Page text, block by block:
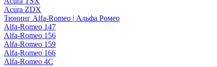
Acura ZDX
Тюнинг Alfa-Romeo | Альфа Ромео
Alfa-Romeo 147
Alfa-Romeo 156
Alfa-Romeo 159
Alfa-Romeo 166
Alfa-Romeo 4C